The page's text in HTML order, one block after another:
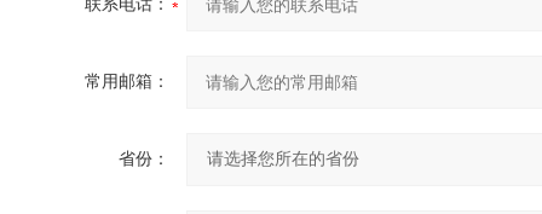
联系电话：
常用邮箱：
省份：